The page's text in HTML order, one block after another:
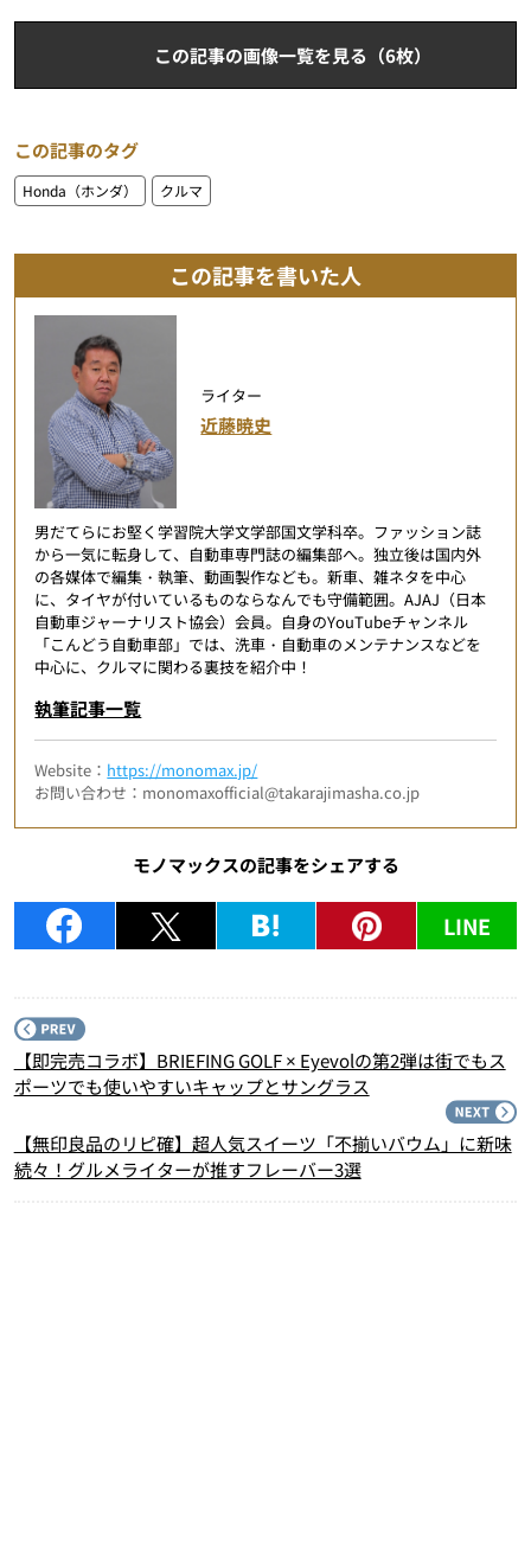
この記事の画像一覧を見る（6枚）
この記事のタグ
Honda（ホンダ） クルマ
この記事を書いた人
ライター
近藤暁史
男だてらにお堅く学習院大学文学部国文学科卒。ファッション誌
から一気に転身して、自動車専門誌の編集部へ。独立後は国内外
の各媒体で編集・執筆、動画製作なども。新車、雑ネタを中心
に、タイヤが付いているものならなんでも守備範囲。AJAJ（日本
自動車ジャーナリスト協会）会員。自身のYouTubeチャンネル
「こんどう自動車部」では、洗車・自動車のメンテナンスなどを
中心に、クルマに関わる裏技を紹介中！
執筆記事一覧
Website： https://monomax.jp/
お問い合わせ：monomaxofficial@takarajimasha.co.jp
モノマックスの記事をシェアする
LINE
【即完売コラボ】BRIEFING GOLF × Eyevolの第2弾は街でもス
ポーツでも使いやすいキャップとサングラス
【無印良品のリピ確】超人気スイーツ「不揃いバウム」に新味
続々！グルメライターが推すフレーバー3選